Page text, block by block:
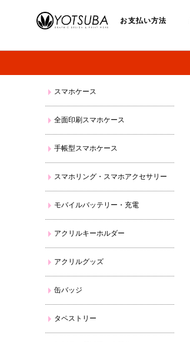
お支払い方法
スマホケース
全面印刷スマホケース
手帳型スマホケース
スマホリング・スマホアクセサリー
モバイルバッテリー・充電
アクリルキーホルダー
アクリルグッズ
缶バッジ
タペストリー